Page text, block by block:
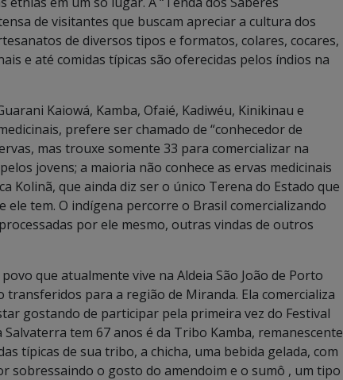
de visitantes que buscam apreciar a cultura dos
de diversos tipos e formatos, colares, cocares,
e até comidas típicas são oferecidas pelos índios na
Kaiowá, Kamba, Ofaié, Kadiwéu, Kinikinau e
prefere ser chamado de “conhecedor de
mas trouxe somente 33 para comercializar na
jovens; a maioria não conhece as ervas medicinais
Kolinã, que ainda diz ser o único Terena do Estado que
ele tem. O indígena percorre o Brasil comercializando
por ele mesmo, outras vindas de outros
que atualmente vive na Aldeia São João de Porto
para a região de Miranda. Ela comercializa
gostando de participar pela primeira vez do Festival
Salvaterra tem 67 anos é da Tribo Kamba, remanescente
típicas de sua tribo, a chicha, uma bebida gelada, com
sobressaindo o gosto do amendoim e o sumô , um tipo